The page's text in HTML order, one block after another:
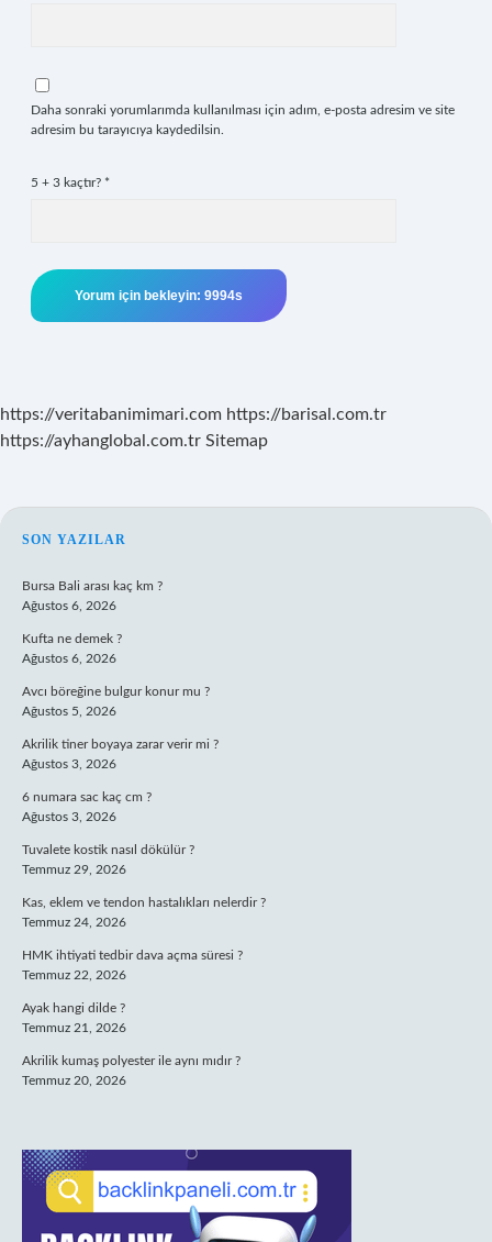
Daha sonraki yorumlarımda kullanılması için adım, e-posta adresim ve site
adresim bu tarayıcıya kaydedilsin.
5 + 3 kaçtır? *
https://veritabanimimari.com https://barisal.com.tr
https://ayhanglobal.com.tr Sitemap
SIDEBAR
SON YAZILAR
Bursa Bali arası kaç km ?
Ağustos 6, 2026
Kufta ne demek ?
Ağustos 6, 2026
Avcı böreğine bulgur konur mu ?
Ağustos 5, 2026
Akrilik tiner boyaya zarar verir mi ?
Ağustos 3, 2026
6 numara sac kaç cm ?
Ağustos 3, 2026
Tuvalete kostik nasıl dökülür ?
Temmuz 29, 2026
Kas, eklem ve tendon hastalıkları nelerdir ?
Temmuz 24, 2026
HMK ihtiyati tedbir dava açma süresi ?
Temmuz 22, 2026
Ayak hangi dilde ?
Temmuz 21, 2026
Akrilik kumaş polyester ile aynı mıdır ?
Temmuz 20, 2026